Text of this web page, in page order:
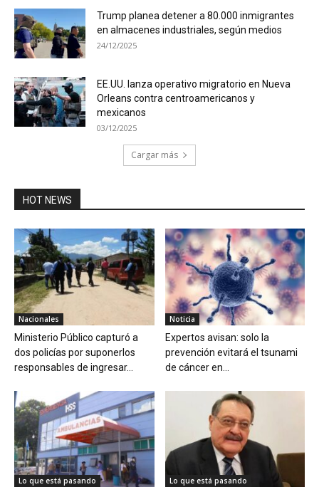
Trump planea detener a 80.000 inmigrantes
en almacenes industriales, según medios
24/12/2025
EE.UU. lanza operativo migratorio en Nueva
Orleans contra centroamericanos y
mexicanos
03/12/2025
Cargar más
HOT NEWS
Nacionales
Ministerio Público capturó a
dos policías por suponerlos
responsables de ingresar...
Noticia
Expertos avisan: solo la
prevención evitará el tsunami
de cáncer en...
Lo que está pasando Lo que está pasando